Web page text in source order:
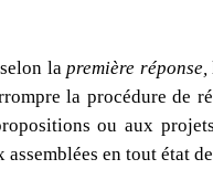
lapremière réponse,
la procédure de
ou aux
assemblées en tout état